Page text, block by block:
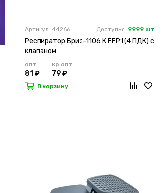
Артикул: 44266 Доступно: 9999 шт.
Респиратор Бриз-1106 К FFP1 (4 ПДК) с
клапаном
опт
81 ₽
кр.опт
79 ₽
В корзину